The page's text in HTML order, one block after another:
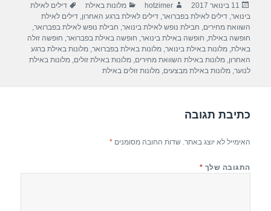
e
b
o
o
s
A
p
p
gr
a
m
e
פורסם
בתאריך
11 בינואר 2017 מחבר
hotzimer קטגוריות
מלונות באילת תגיות
דילים לאילת
בינואר,דילים לאילת בפברואר,דילים לאילת ברגע האחרון,דילים לאילת
השוואת מחירים, חבילת נופש לאילת בינואר, חבילת נופש לאילת בפברואר,
חופשה באילת, חופשה באילת בינואר, חופשה באילת בפברואר, חופשה זולה
באילת,מלונות באילת בינואר,מלונות באילת בפברואר,מלונות באילת ברגע
האחרון,מלונות באילת השוואת מחירים,מלונות באילת זולים,מלונות באילת
לנוער,מלונות באילת מבצעים,מלונות זולים באילת
כתיבת תגובה
האימייל לא יוצג באתר. שדות החובה מסומנים*
התגובה שלך *